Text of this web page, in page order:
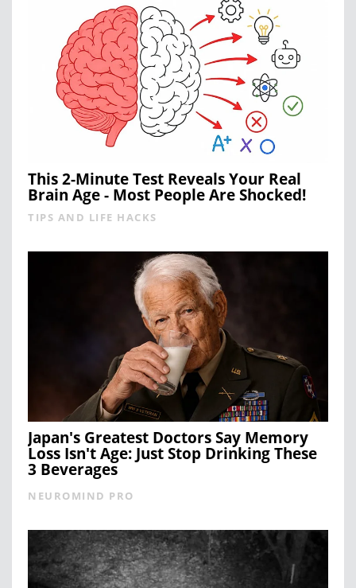
This 2-Minute Test Reveals Your Real
Brain Age - Most People Are Shocked!
TIPS AND LIFE HACKS
Japan's Greatest Doctors Say Memory
Loss Isn't Age: Just Stop Drinking These
3 Beverages
NEUROMIND PRO